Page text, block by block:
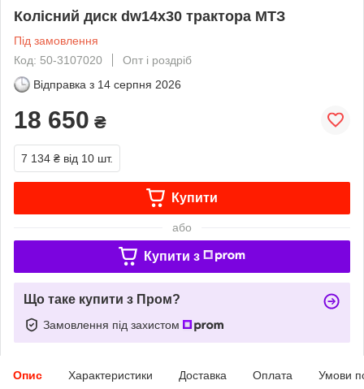
Колісний диск dw14х30 трактора МТЗ
Під замовлення
Код: 50-3107020
Опт і роздріб
Відправка з 14 серпня 2026
18 650 ₴
7 134 ₴ від 10 шт.
Купити
або
Купити з
Що таке купити з Пром?
Замовлення під захистом
Опис Характеристики Доставка Оплата Умови